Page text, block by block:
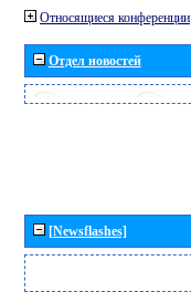
Относящиеся конференции
Отдел новостей
[Newsflashes]